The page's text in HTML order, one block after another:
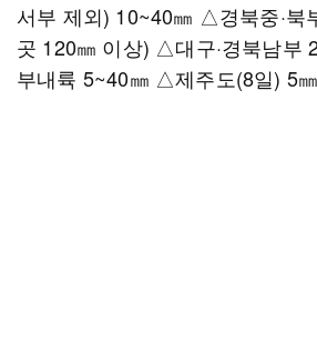
서부 제외) 10~40㎜ △경북중·북
곳 120㎜ 이상) △대구·경북남부
부내륙 5~40㎜ △제주도(8일) 5